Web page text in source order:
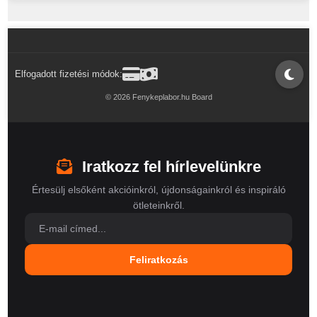
Elfogadott fizetési módok:
© 2026 Fenykeplabor.hu Board
Iratkozz fel hírlevelünkre
Értesülj elsőként akcióinkról, újdonságainkról és inspiráló
ötleteinkről.
Feliratkozás